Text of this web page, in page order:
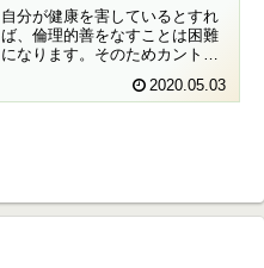
自分が健康を害しているとすれ
ば、倫理的善をなすことは困難
になります。そのためカント
らを陥らせないようにする義務
2020.05.03